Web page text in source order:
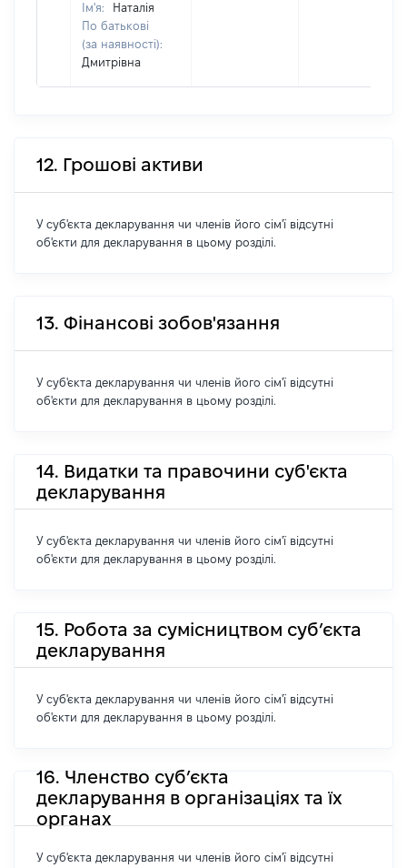
Ім'я:
Наталія
По батькові
(за наявності):
Дмитрівна
12. Грошові активи
У суб'єкта декларування чи членів його сім'ї відсутні
об'єкти для декларування в цьому розділі.
13. Фінансові зобов'язання
У суб'єкта декларування чи членів його сім'ї відсутні
об'єкти для декларування в цьому розділі.
14. Видатки та правочини суб'єкта
декларування
У суб'єкта декларування чи членів його сім'ї відсутні
об'єкти для декларування в цьому розділі.
15. Робота за сумісництвом суб’єкта
декларування
У суб'єкта декларування чи членів його сім'ї відсутні
об'єкти для декларування в цьому розділі.
16. Членство суб’єкта
декларування в організаціях та їх
органах
У суб'єкта декларування чи членів його сім'ї відсутні